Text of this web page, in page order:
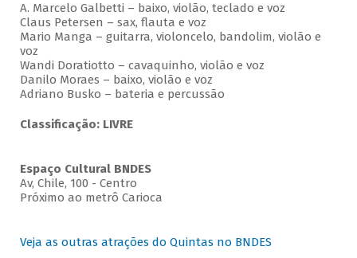
A. Marcelo Galbetti – baixo, violão, teclado e voz
Claus Petersen – sax, flauta e voz
Mario Manga – guitarra, violoncelo, bandolim, violão e
voz
Wandi Doratiotto – cavaquinho, violão e voz
Danilo Moraes – baixo, violão e voz
Adriano Busko – bateria e percussão
Classificação: LIVRE
Espaço Cultural BNDES
Av, Chile, 100 - Centro
Próximo ao metrô Carioca
Veja as outras atrações do Quintas no BNDES